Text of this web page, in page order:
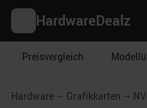
HardwareDealz
Preisvergleich
Hardware Grafikkarten